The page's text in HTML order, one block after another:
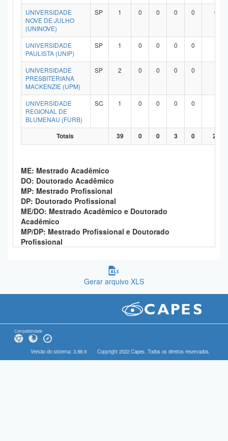
UNIVERSIDADE
NOVE DE JULHO
(UNINOVE)
SP 1 0 0 0 0 0
UNIVERSIDADE
PAULISTA (UNIP)
SP 1 0 0 0 0
UNIVERSIDADE
PRESBITERIANA
MACKENZIE (UPM)
SP 2 0 0 0 0
UNIVERSIDADE
REGIONAL DE
BLUMENAU (FURB)
SC 1 0 0 0 0
Totais 39 0 0 3 0 27
ME: Mestrado Acadêmico
DO: Doutorado Acadêmico
MP: Mestrado Profissional
DP: Doutorado Profissional
ME/DO: Mestrado Acadêmico e Doutorado
Acadêmico
MP/DP: Mestrado Profissional e Doutorado
Profissional
Gerar arquivo XLS
Compatibilidade
Versão do sistema: 3.88.9 Copyright 2022 Capes. Todos os direitos reservados.